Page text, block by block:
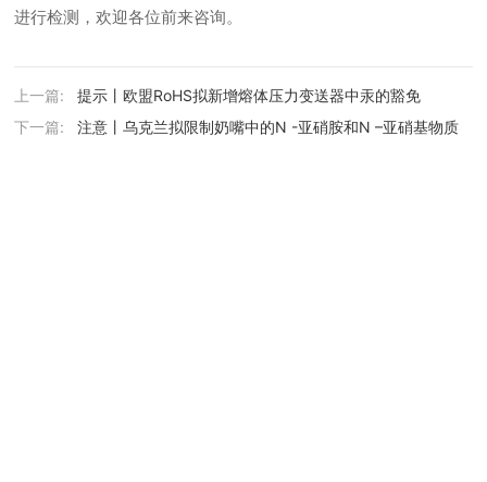
进行检测，欢迎各位前来咨询。
上一篇:
提示丨欧盟RoHS拟新增熔体压力变送器中汞的豁免
下一篇:
注意丨乌克兰拟限制奶嘴中的N -亚硝胺和N –亚硝基物质